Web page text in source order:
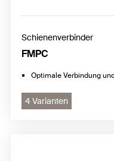
Schienenverbinder
FMPC
Optimale Verbindung
4 Varianten